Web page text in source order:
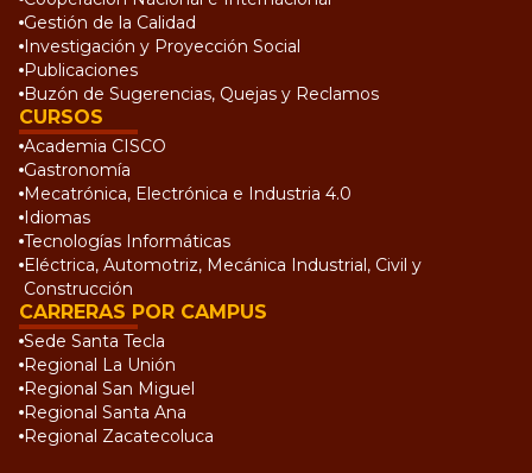
Gestión de la Calidad
Investigación y Proyección Social
Publicaciones
Buzón de Sugerencias, Quejas y Reclamos
CURSOS
Academia CISCO
Gastronomía
Mecatrónica, Electrónica e Industria 4.0
Idiomas
Tecnologías Informáticas
Eléctrica, Automotriz, Mecánica Industrial, Civil y
Construcción
CARRERAS POR CAMPUS
Sede Santa Tecla
Regional La Unión
Regional San Miguel
Regional Santa Ana
Regional Zacatecoluca